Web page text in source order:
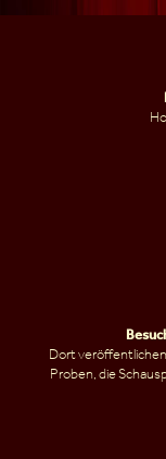
Dort
Proben, die